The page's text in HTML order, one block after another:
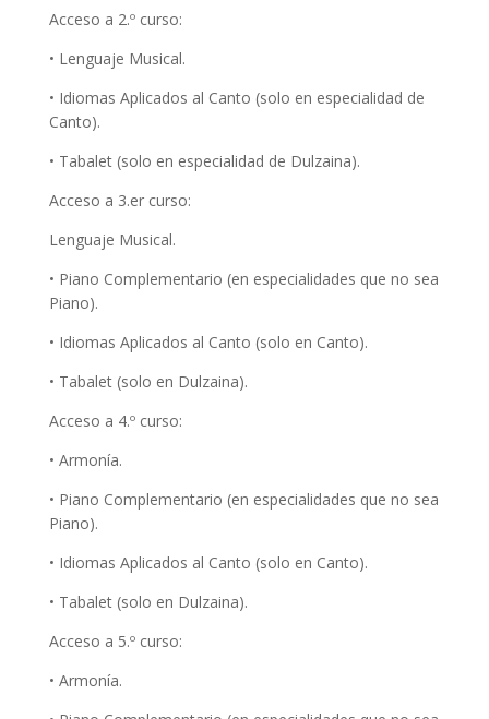
Acceso a 2.º curso:
• Lenguaje Musical.
• Idiomas Aplicados al Canto (solo en especialidad de
Canto).
• Tabalet (solo en especialidad de Dulzaina).
Acceso a 3.er curso:
Lenguaje Musical.
• Piano Complementario (en especialidades que no sea
Piano).
• Idiomas Aplicados al Canto (solo en Canto).
• Tabalet (solo en Dulzaina).
Acceso a 4.º curso:
• Armonía.
• Piano Complementario (en especialidades que no sea
Piano).
• Idiomas Aplicados al Canto (solo en Canto).
• Tabalet (solo en Dulzaina).
Acceso a 5.º curso:
• Armonía.